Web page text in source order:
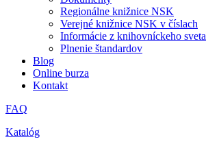
Regionálne knižnice NSK
Verejné knižnice NSK v číslach
Informácie z knihovníckeho sveta
Plnenie štandardov
Blog
Online burza
Kontakt
FAQ
Katalóg